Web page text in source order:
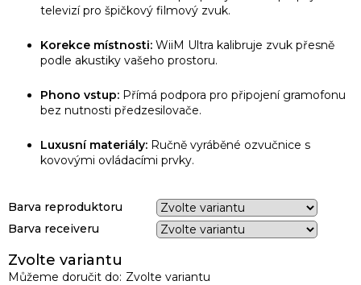
Zvolte variantu
Můžeme doručit do: Zvolte variantu
Barva reproduktoru
Barva receiveru
televizí pro špičkový filmový zvuk.
Korekce místnosti: WiiM Ultra kalibruje zvuk přesně
podle akustiky vašeho prostoru.
Phono vstup: Přímá podpora pro připojení gramofonu
bez nutnosti předzesilovače.
Luxusní materiály: Ručně vyráběné ozvučnice s
kovovými ovládacími prvky.